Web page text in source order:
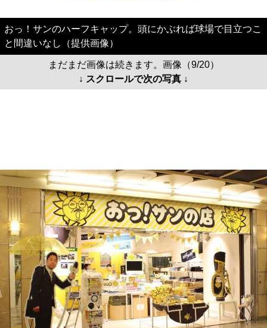
おっ！サンのハーフキャップ。頭にかぶれば球場で目立つこ
と間違いなし（提供画像）
まだまだ画像は続きます。画像（9/20）
↓ スクロールで次の写真 ↓